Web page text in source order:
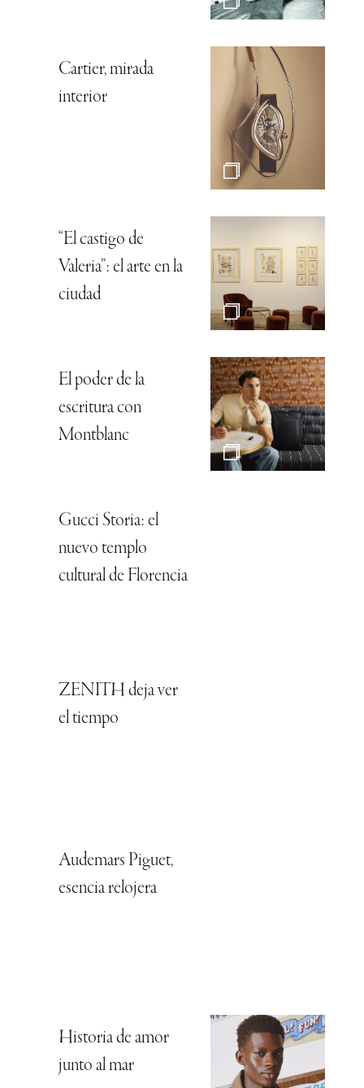
Cartier, mirada
interior
“El castigo de
Valeria”: el arte en la
ciudad
El poder de la
escritura con
Montblanc
Gucci Storia: el
nuevo templo
cultural de Florencia
ZENITH deja ver
el tiempo
Audemars Piguet,
esencia relojera
Historia de amor
junto al mar